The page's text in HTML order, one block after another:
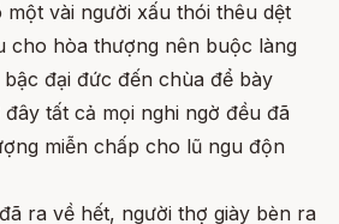
vài người xấu thói thêu dệt
cho hòa thượng nên buộc làng
đại đức đến chùa để bày
tất cả mọi nghi ngờ đều đã
miễn chấp cho lũ ngu độn
ra về hết, người thợ giày bèn ra